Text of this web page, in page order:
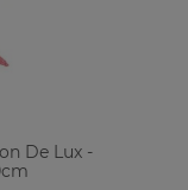
De Lux -